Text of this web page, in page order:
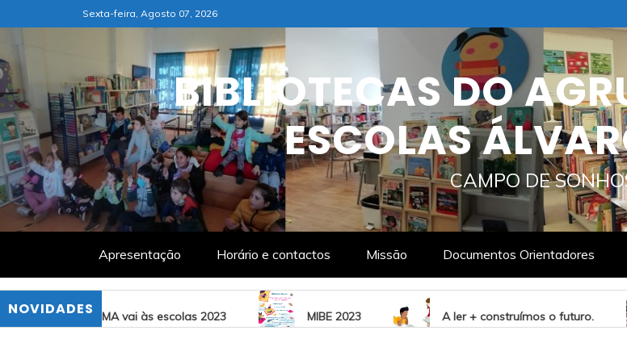
to
Sexta-feira, Agosto 07, 2026
BIBLIOTECAS DO
ESCOLAS
CAMPO DE
Apresentação Horário e contactos Missão Documentos Orientadores
NOVIDADES
vai às escolas 2023 MIBE 2023 A ler + construímos o futuro. A